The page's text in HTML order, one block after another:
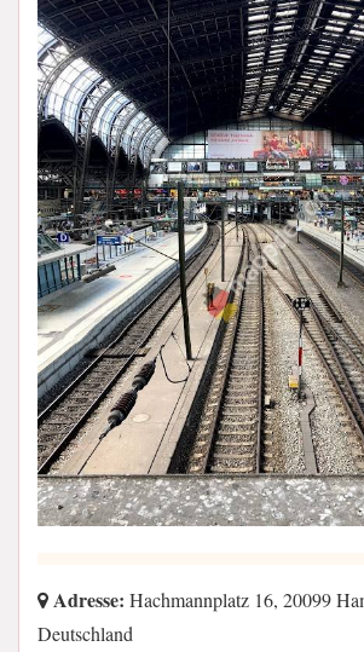
Adresse: Hachmannplatz 16, 20099
Deutschland